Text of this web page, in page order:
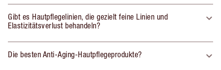
Gibt es Hautpflegelinien, die gezielt feine Linien und
Elastizitätsverlust behandeln?
Die besten Anti-Aging-Hautpflegeprodukte?